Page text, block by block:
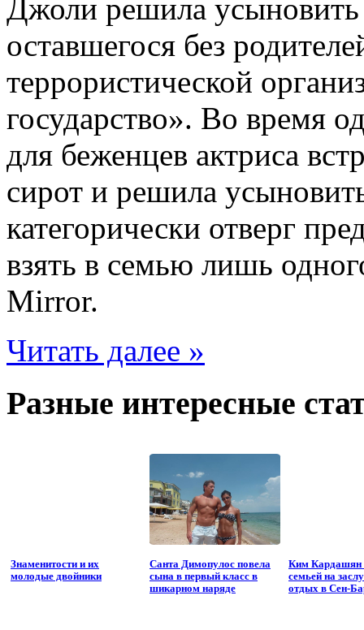
Джоли решила усыновить
оставшегося без
террористической
государство». Во время
для беженцев актриса
сирот и решила
категорически отверг
взять в семью лишь
Mirror.
Читать далее »
Разные интересные
Знаменитости и их
молодые двойники
Санта Димопулос повела
сына в первый класс в
шикарном наряде
Ким Кардашян
семьей на
отдых в Сен-